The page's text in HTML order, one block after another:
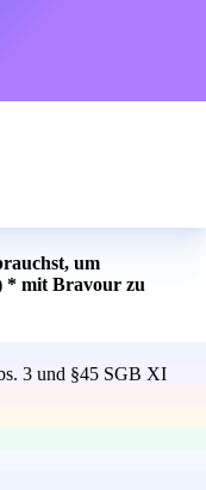
um
* mit Bravour zu
3 und §45 SGB XI